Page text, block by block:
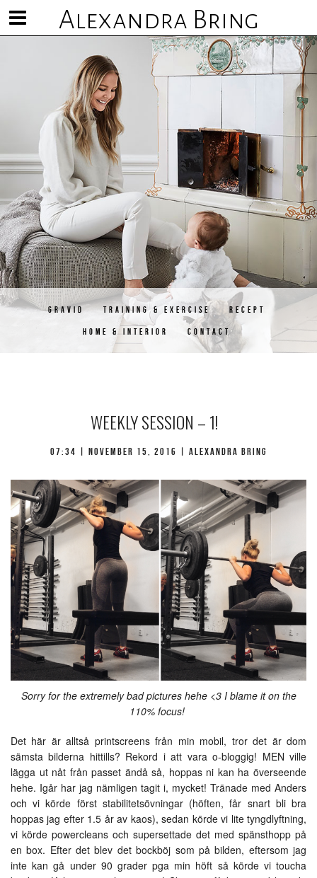
Alexandra Bring
Visa/göm
meny
GRAVID TRAINING & EXERCISE RECEPT
HOME & INTERIOR CONTACT
WEEKLY SESSION – 1!
07:34 | november 15, 2016 | Alexandra Bring
Sorry for the extremely bad pictures hehe <3 I blame it on the
110% focus!
Det här är alltså printscreens från min mobil, tror det är dom
sämsta bilderna hittills? Rekord i att vara o-bloggig! MEN ville
lägga ut nåt från passet ändå så, hoppas ni kan ha överseende
hehe. Igår har jag nämligen tagit i, mycket! Tränade med Anders
och vi körde först stabilitetsövningar (höften, får snart bli bra
hoppas jag efter 1.5 år av kaos), sedan körde vi lite tyngdlyftning,
vi körde powercleans och supersettade det med spänsthopp på
en box. Efter det blev det bockböj som på bilden, eftersom jag
inte kan gå under 90 grader pga min höft så körde vi toucha